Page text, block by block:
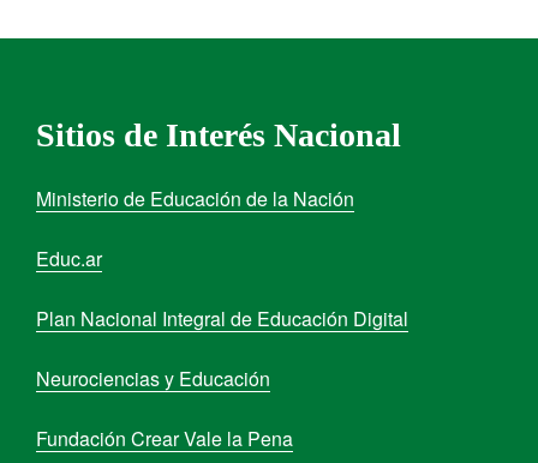
Sitios de Interés Nacional
Ministerio de Educación de la Nación
Educ.ar
Plan Nacional Integral de Educación Digital
Neurociencias y Educación
Fundación Crear Vale la Pena